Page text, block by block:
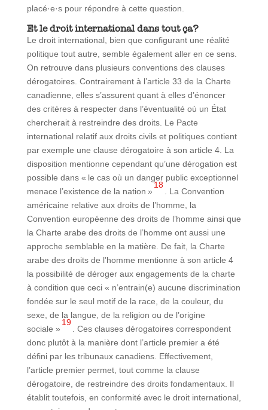
placé·e·s pour répondre à cette question.
Et le droit international dans tout ça?
Le droit international, bien que configurant une réalité
politique tout autre, semble également aller en ce sens.
On retrouve dans plusieurs conventions des clauses
dérogatoires. Contrairement à l’article 33 de la Charte
canadienne, elles s’assurent quant à elles d’énoncer
des critères à respecter dans l’éventualité où un État
chercherait à restreindre des droits. Le Pacte
international relatif aux droits civils et politiques contient
par exemple une clause dérogatoire à son article 4. La
disposition mentionne cependant qu’une dérogation est
possible dans « le cas où un danger public exceptionnel
menace l’existence de la nation »
18
. La Convention
américaine relative aux droits de l’homme, la
Convention européenne des droits de l’homme ainsi que
la Charte arabe des droits de l’homme ont aussi une
approche semblable en la matière. De fait, la Charte
arabe des droits de l’homme mentionne à son article 4
la possibilité de déroger aux engagements de la charte
à condition que ceci « n’entrain(e) aucune discrimination
fondée sur le seul motif de la race, de la couleur, du
sexe, de la langue, de la religion ou de l’origine
sociale »
19
. Ces clauses dérogatoires correspondent
donc plutôt à la manière dont l’article premier a été
défini par les tribunaux canadiens. Effectivement,
l’article premier permet, tout comme la clause
dérogatoire, de restreindre des droits fondamentaux. Il
établit toutefois, en conformité avec le droit international,